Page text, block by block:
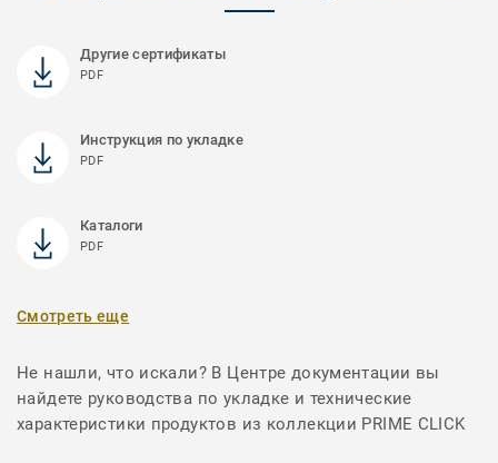
Другие сертификаты
PDF
Инструкция по укладке
PDF
Каталоги
PDF
Смотреть еще
Не нашли, что искали? В Центре документации вы
найдете руководства по укладке и технические
характеристики продуктов из коллекции PRIME CLICK